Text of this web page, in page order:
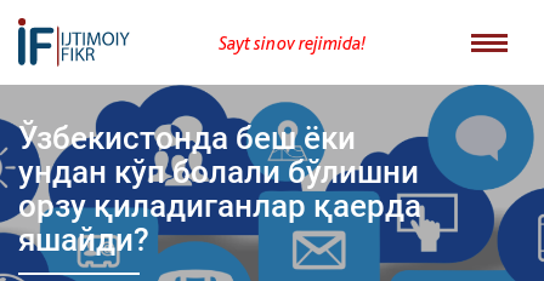
Sayt sinov rejimida!
Ўзбекистонда беш ёки
ундан кўп болали бўлишни
орзу қиладиганлар қаерда
яшайди?